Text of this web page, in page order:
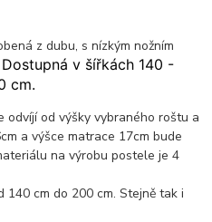
z dubu, s nízkým nožním
Dostupná v šířkách 140 -
cm.
od výšky vybraného roštu a
a výšce matrace 17cm bude
na výrobu postele je 4
cm do 200 cm. Stejně tak i